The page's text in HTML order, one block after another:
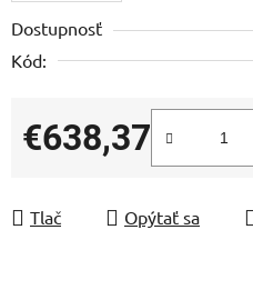
Dostupnosť
Kód:
€638,37
Jednotková cena:
Tlač Opýtať sa